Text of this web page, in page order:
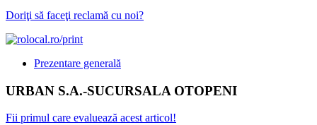
Doriţi să faceţi reclamă cu noi?
Prezentare generală
URBAN S.A.-SUCURSALA OTOPENI
Fii primul care evaluează acest articol!